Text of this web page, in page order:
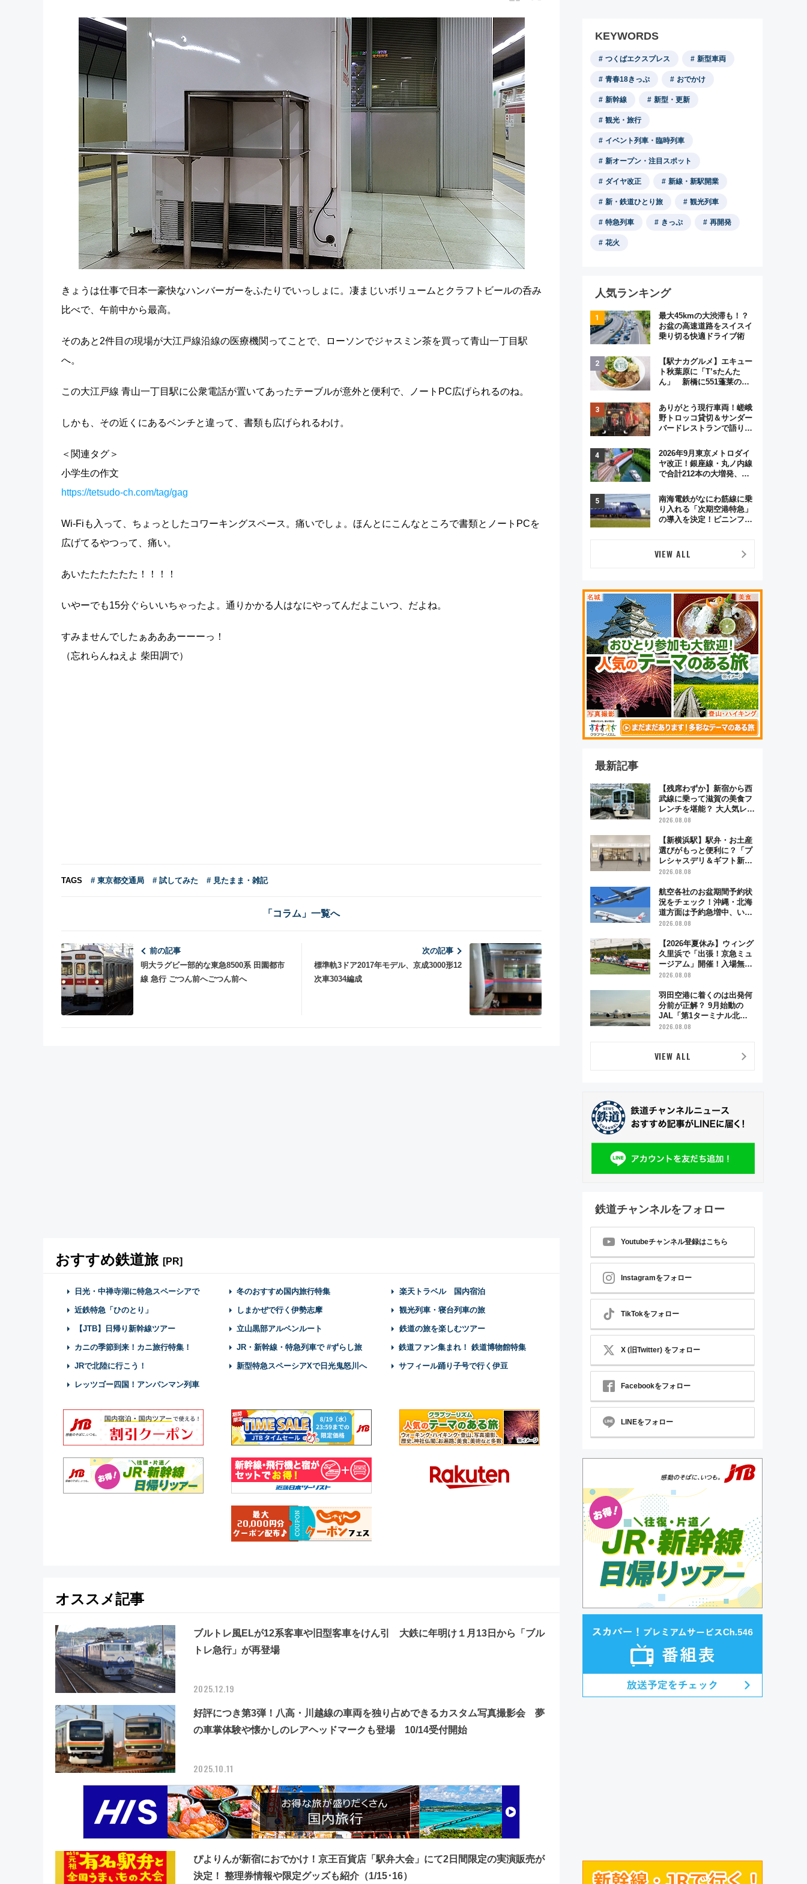
きょうは仕事で日本一豪快なハンバーガーをふたりでいっしょに。凄まじいボリュームとクラフトビールの呑み
比べで、午前中から最高。
そのあと2件目の現場が大江戸線沿線の医療機関ってことで、ローソンでジャスミン茶を買って青山一丁目駅
へ。
この大江戸線 青山一丁目駅に公衆電話が置いてあったテーブルが意外と便利で、ノートPC広げられるのね。
しかも、その近くにあるベンチと違って、書類も広げられるわけ。
＜関連タグ＞
小学生の作文
https://tetsudo-ch.com/tag/gag
Wi-Fiも入って、ちょっとしたコワーキングスペース。痛いでしょ。ほんとにこんなところで書類とノートPCを
広げてるやつって、痛い。
あいたたたたたた！！！！
いやーでも15分ぐらいいちゃったよ。通りかかる人はなにやってんだよこいつ、だよね。
すみませんでしたぁあああーーーっ！
（忘れらんねえよ 柴田調で）
TAGS # 東京都交通局 # 試してみた # 見たまま・雑記
「コラム」一覧へ
前の記事
明大ラグビー部的な東急8500系 田園都市
線 急行 ごつん前へごつん前へ
次の記事
標準軌3ドア2017年モデル、京成3000形12
次車3034編成
おすすめ鉄道旅 [PR]
日光・中禅寺湖に特急スペーシアで 冬のおすすめ国内旅行特集 楽天トラベル 国内宿泊
近鉄特急「ひのとり」 しまかぜで行く伊勢志摩 観光列車・寝台列車の旅
【JTB】日帰り新幹線ツアー 立山黒部アルペンルート 鉄道の旅を楽しむツアー
カニの季節到来！カニ旅行特集！ JR・新幹線・特急列車で #ずらし旅 鉄道ファン集まれ！ 鉄道博物館特集
JRで北陸に行こう！ 新型特急スペーシアXで日光鬼怒川へ サフィール踊り子号で行く伊豆
レッツゴー四国！アンパンマン列車
オススメ記事
ブルトレ風ELが12系客車や旧型客車をけん引 大鉄に年明け１月13日から「ブル
トレ急行」が再登場
2025.12.19
好評につき第3弾！八高・川越線の車両を独り占めできるカスタム写真撮影会 夢
の車掌体験や懐かしのレアヘッドマークも登場 10/14受付開始
2025.10.11
ぴよりんが新宿におでかけ！京王百貨店「駅弁大会」にて2日間限定の実演販売が
決定！ 整理券情報や限定グッズも紹介（1/15･16）
KEYWORDS
つくばエクスプレス 新型車両
青春18きっぷ おでかけ
新幹線 新型・更新
観光・旅行
イベント列車・臨時列車
新オープン・注目スポット
ダイヤ改正 新線・新駅開業
新・鉄道ひとり旅 観光列車
特急列車 きっぷ 再開発
花火
人気ランキング
最大45kmの大渋滞も！？
お盆の高速道路をスイスイ
乗り切る快適ドライブ術
【駅ナカグルメ】エキュー
ト秋葉原に「T’sたんた
ん」 新橋に551蓬莱の
オムライス専門店「肉とた
まご」新グルメ続々登場！
【2026年8月】
ありがとう現行車両！嵯峨
野トロッコ貸切＆サンダー
バードレストランで語り合
原トシヒロと行く！9月13
日「京都の鉄道満喫ツア
ー」開催
2026年9月東京メトロダイ
ヤ改正！銀座線・丸ノ内線
で合計212本の大増発、混
南海電鉄がなにわ筋線に乗
り入れる「次期空港特急」
の導入を決定！ピニンファ
VIEW ALL
最新記事
【残席わずか】新宿から西
武線に乗って滋賀の美食フ
レンチを堪能？ 大人気レス
トラン列車「52席の至福」
の特別コラボ
2026.08.08
【新横浜駅】駅弁・お土産
選びがもっと便利に？「プ
レシャスデリ＆ギフト新横
浜」がオープン 場所や営
2026.08.08
航空各社のお盆期間予約状
況をチェック！沖縄・北海
道方面は予約急増中、いま
から狙うべき日は？
2026.08.08
【2026年夏休み】ウィング
久里浜で「出張！京急ミュ
ージアム」開催！入場無料
でスタンプラリーや子ども
2026.08.08
羽田空港に着くのは出発何
分前が正解？ 9月始動の
JAL「第1ターミナル北側
サテライト」は徒歩1キロ
2026.08.08
VIEW ALL
鉄道チャンネルをフォロー
Youtubeチャンネル登録はこちら
Instagramをフォロー
TikTokをフォロー
X (旧Twitter) をフォロー
Facebookをフォロー
LINEをフォロー